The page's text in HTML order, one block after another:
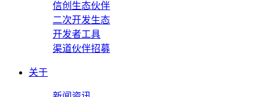
信创生态伙伴
二次开发生态
开发者工具
渠道伙伴招募
关于